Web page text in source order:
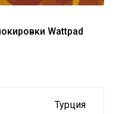
Wattpad
Турция